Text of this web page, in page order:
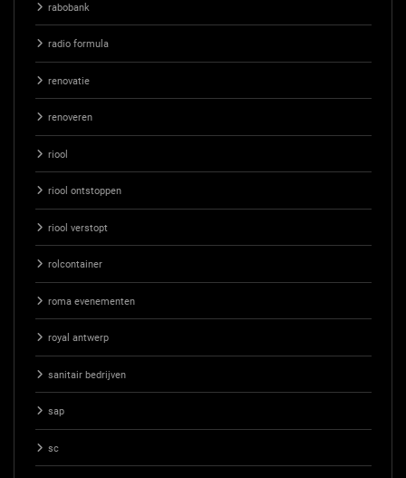
rabobank
radio formula
renovatie
renoveren
riool
riool ontstoppen
riool verstopt
rolcontainer
roma evenementen
royal antwerp
sanitair bedrijven
sap
sc